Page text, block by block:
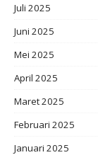
Juli 2025
Juni 2025
Mei 2025
April 2025
Maret 2025
Februari 2025
Januari 2025